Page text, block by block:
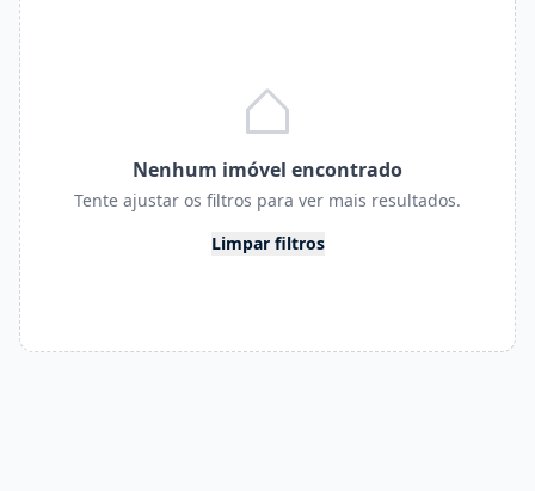
Nenhum imóvel encontrado
Tente ajustar os filtros para ver mais resultados.
Limpar filtros